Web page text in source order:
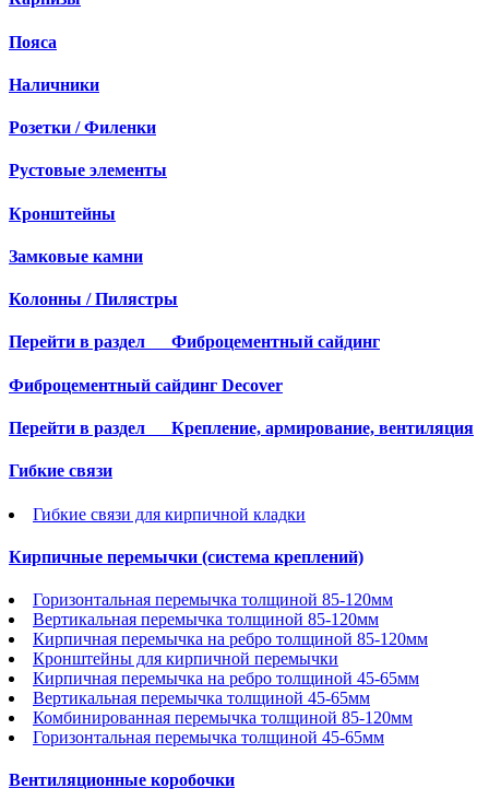
Пояса
Наличники
Розетки / Филенки
Рустовые элементы
Кронштейны
Замковые камни
Колонны / Пилястры
Перейти в раздел Фиброцементный сайдинг
Фиброцементный сайдинг Decover
Перейти в раздел Крепление, армирование, вентиляция
Гибкие связи
Гибкие связи для кирпичной кладки
Кирпичные перемычки (система креплений)
Горизонтальная перемычка толщиной 85-120мм
Вертикальная перемычка толщиной 85-120мм
Кирпичная перемычка на ребро толщиной 85-120мм
Кронштейны для кирпичной перемычки
Кирпичная перемычка на ребро толщиной 45-65мм
Вертикальная перемычка толщиной 45-65мм
Комбинированная перемычка толщиной 85-120мм
Горизонтальная перемычка толщиной 45-65мм
Вентиляционные коробочки